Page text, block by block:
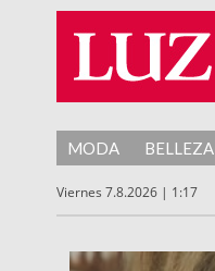
MODA BELLEZA
Viernes 7.8.2026 | 1:17